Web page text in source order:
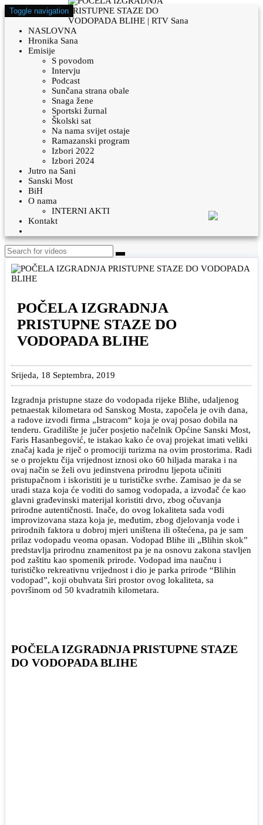
Toggle navigation
NASLOVNA
Hronika Sana
Emisije
S povodom
Intervju
Podcast
Sunčana strana obale
Snaga žene
Sportski žurnal
Školski sat
Na nama svijet ostaje
Ramazanski program
Izbori 2022
Izbori 2024
Jutro na Sani
Sanski Most
BiH
O nama
INTERNI AKTI
Kontakt
POČELA IZGRADNJA
PRISTUPNE STAZE DO
VODOPADA BLIHE
Srijeda, 18 Septembra, 2019
Izgradnja pristupne staze do vodopada rijeke Blihe, udaljenog
petnaestak kilometara od Sanskog Mosta, započela je ovih dana,
a radove izvodi firma „Istracom“ koja je ovaj posao dobila na
tenderu. Gradilište je jučer posjetio načelnik Općine Sanski Most,
Faris Hasanbegović, te istakao kako će ovaj projekat imati veliki
značaj kada je riječ o promociji turizma na ovim prostorima. Radi
se o projektu čija vrijednost iznosi oko 60 hiljada maraka i na
ovaj način se želi ovu jedinstvena prirodnu ljepota učiniti
pristupačnom i iskoristiti je u turističke svrhe. Zamisao je da se
uradi staza koja će voditi do samog vodopada, a izvođač će kao
glavni građevinski materijal koristiti drvo, zbog očuvanja
prirodne autentičnosti. Inače, do ovog lokaliteta sada vodi
improvizovana staza koja je, međutim, zbog djelovanja vode i
prirodnih faktora u dobroj mjeri uništena ili oštećena, pa je sam
prilaz vodopadu veoma opasan. Vodopad Blihe ili „Blihin skok”
predstavlja prirodnu znamenitost pa je na osnovu zakona stavljen
pod zaštitu kao spomenik prirode. Vodopad ima naučnu i
turističko rekreativnu vrijednost i dio je parka prirode “Blihin
vodopad”, koji obuhvata širi prostor ovog lokaliteta, sa
površinom od 50 kvadratnih kilometara.
POČELA IZGRADNJA PRISTUPNE STAZE
DO VODOPADA BLIHE